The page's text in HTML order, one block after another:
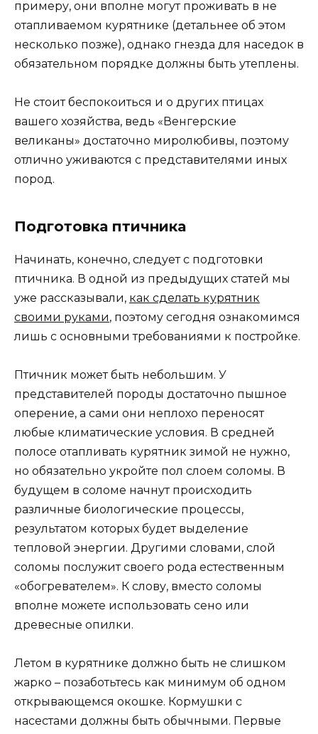
примеру, они вполне могут проживать в не
отапливаемом курятнике (детальнее об этом
несколько позже), однако гнезда для наседок в
обязательном порядке должны быть утеплены.
Не стоит беспокоиться и о других птицах
вашего хозяйства, ведь «Венгерские
великаны» достаточно миролюбивы, поэтому
отлично уживаются с представителями иных
пород.
Подготовка птичника
Начинать, конечно, следует с подготовки
птичника. В одной из предыдущих статей мы
уже рассказывали, как сделать курятник
своими руками, поэтому сегодня ознакомимся
лишь с основными требованиями к постройке.
Птичник может быть небольшим. У
представителей породы достаточно пышное
оперение, а сами они неплохо переносят
любые климатические условия. В средней
полосе отапливать курятник зимой не нужно,
но обязательно укройте пол слоем соломы. В
будущем в соломе начнут происходить
различные биологические процессы,
результатом которых будет выделение
тепловой энергии. Другими словами, слой
соломы послужит своего рода естественным
«обогревателем». К слову, вместо соломы
вполне можете использовать сено или
древесные опилки.
Летом в курятнике должно быть не слишком
жарко – позаботьтесь как минимум об одном
открывающемся окошке. Кормушки с
насестами должны быть обычными. Первые